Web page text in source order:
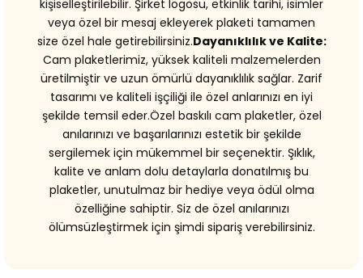
kişiselleştirilebilir. Şirket logosu, etkinlik tarihi, isimler
veya özel bir mesaj ekleyerek plaketi tamamen
size özel hale getirebilirsiniz.Dayanıklılık ve Kalite:
Cam plaketlerimiz, yüksek kaliteli malzemelerden
üretilmiştir ve uzun ömürlü dayanıklılık sağlar. Zarif
tasarımı ve kaliteli işçiliği ile özel anlarınızı en iyi
şekilde temsil eder.Özel baskılı cam plaketler, özel
anılarınızı ve başarılarınızı estetik bir şekilde
sergilemek için mükemmel bir seçenektir. Şıklık,
kalite ve anlam dolu detaylarla donatılmış bu
plaketler, unutulmaz bir hediye veya ödül olma
özelliğine sahiptir. Siz de özel anılarınızı
ölümsüzleştirmek için şimdi sipariş verebilirsiniz.